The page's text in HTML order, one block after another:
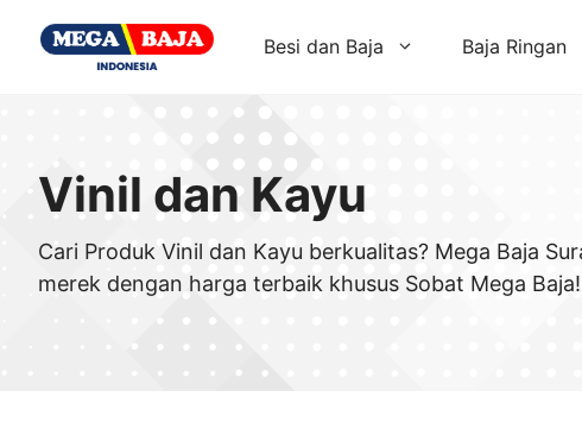
Besi dan Baja Baja Ringan
Vinil dan Kayu
Cari Produk Vinil dan Kayu berkualitas? Mega Baja
merek dengan harga terbaik khusus Sobat Mega Baja!